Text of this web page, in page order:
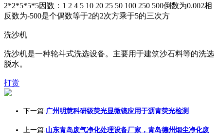
2*2*5*5*5因数：1 2 4 5 10 20 25 50 100 250 500倒数为0.002相
反数为-500是个偶数等于2的2次方乘于5的三次方
洗沙机
洗沙机是一种轮斗式洗选设备。主要用于建筑沙石料等的洗选
脱水。
打赏
下一篇:广州明慧科研级荧光显微镜应用于沥青荧光检测
上一篇:山东青岛废气净化处理设备厂家，青岛德州烟尘净化废